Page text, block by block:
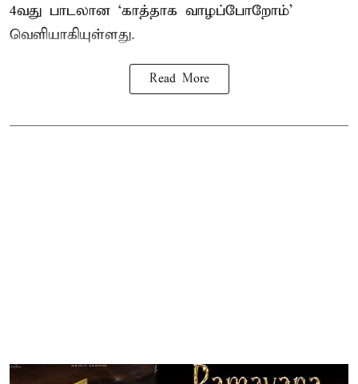
4வது பாடலான ‘காத்தாக வாழப்போறோம்’
வெளியாகியுள்ளது.
Read More